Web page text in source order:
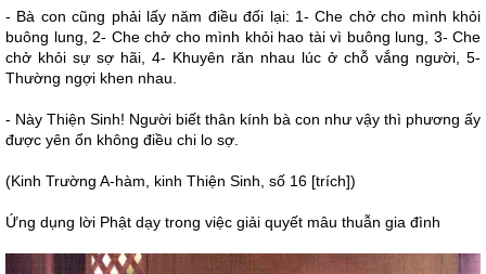
- Bà con cũng phải lấy năm điều đối lại: 1- Che chở cho mình khỏi
buông lung, 2- Che chở cho mình khỏi hao tài vì buông lung, 3- Che
chở khỏi sự sợ hãi, 4- Khuyên răn nhau lúc ở chỗ vắng người, 5-
Thường ngợi khen nhau.
- Này Thiện Sinh! Người biết thân kính bà con như vậy thì phương ấy
được yên ổn không điều chi lo sợ.
(Kinh Trường A-hàm, kinh Thiện Sinh, số 16 [trích])
Ứng dụng lời Phật dạy trong việc giải quyết mâu thuẫn gia đình